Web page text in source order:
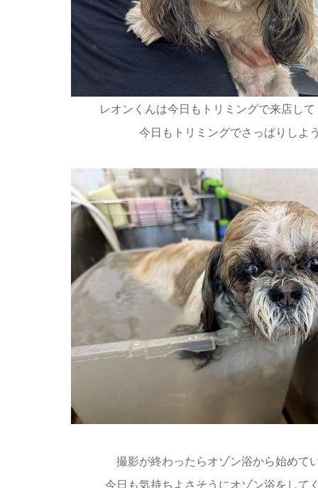
レオンくんは今日もトリミングで来店し
今日もトリミングでさっぱりしよ
撮影が終わったらオゾン浴から始めて
今日も気持ちよさそうにオゾン浴をして